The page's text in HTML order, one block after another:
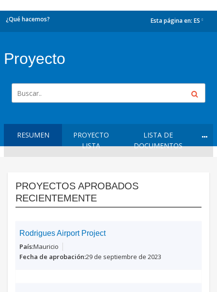
¿Qué hacemos? Esta página en: ES
Proyecto
RESUMEN
PROYECTO
LISTA
LISTA DE
DOCUMENTOS
PROYECTOS APROBADOS
RECIENTEMENTE
Rodrigues Airport Project
Mauricio
29 de septiembre de 2023